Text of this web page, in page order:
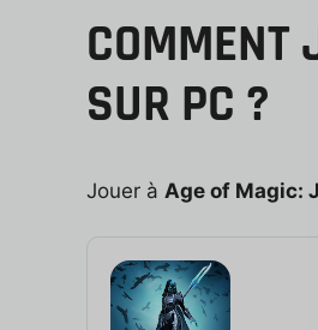
COMMENT
SUR PC ?
Jouer à Age of Magic: